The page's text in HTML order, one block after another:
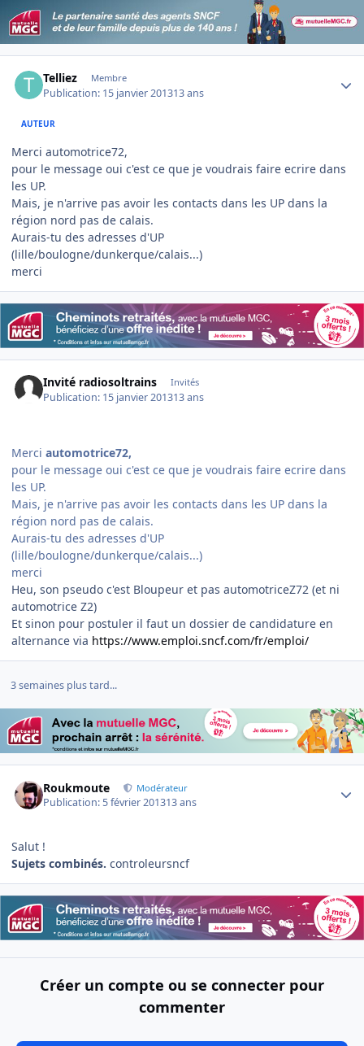
Telliez Membre
Publication: 15 janvier 201313 ans
AUTEUR
Merci automotrice72,
pour le message oui c'est ce que je voudrais faire ecrire dans
les UP.
Mais, je n'arrive pas avoir les contacts dans les UP dans la
région nord pas de calais.
Aurais-tu des adresses d'UP
(lille/boulogne/dunkerque/calais...)
merci
Invité radiosoltrains Invités
Publication: 15 janvier 201313 ans
Merci automotrice72,
pour le message oui c'est ce que je voudrais faire ecrire dans
les UP.
Mais, je n'arrive pas avoir les contacts dans les UP dans la
région nord pas de calais.
Aurais-tu des adresses d'UP
(lille/boulogne/dunkerque/calais...)
merci
Heu, son pseudo c'est Bloupeur et pas automotriceZ72 (et ni
automotrice Z2)
Et sinon pour postuler il faut un dossier de candidature en
alternance via https://www.emploi.sncf.com/fr/emploi/
3 semaines plus tard...
Roukmoute Modérateur
Publication: 5 février 201313 ans
Salut !
Sujets combinés. controleursncf
Créer un compte ou se connecter pour
commenter